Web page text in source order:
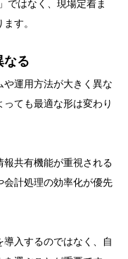
ではなく、現場定着ま
す。
なる
運用方法が大きく異な
ても最適な形は変わり
共有機能が重視される
計処理の効率化が優先
入するのではなく、自